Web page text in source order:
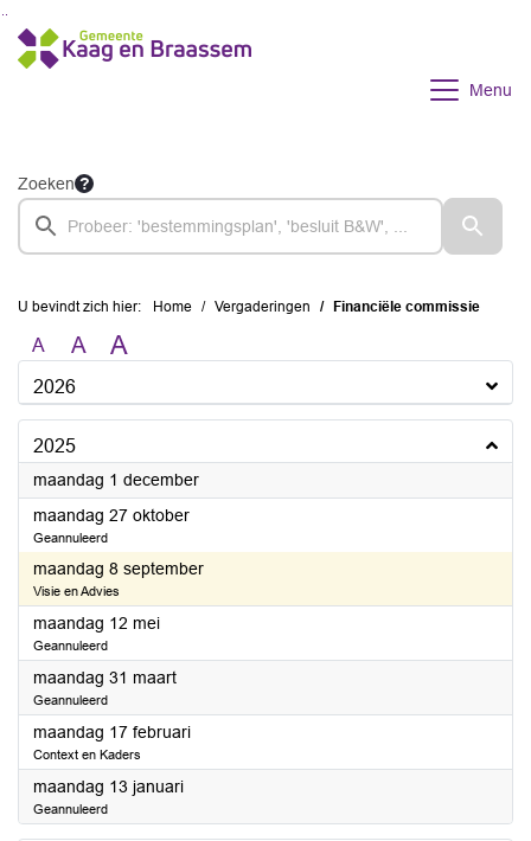
Ga naar de inhoud van deze pagina
Ga naar het zoeken
Ga naar het menu
Menu
Zoeken
U bevindt zich hier: Home Vergaderingen Financiële commissie
A A A
2026
2025
maandag 1 december2025
maandag 27 oktober2025
Geannuleerd
maandag 8 september2025
Visie en Advies
maandag 12 mei2025
Geannuleerd
maandag 31 maart2025
Geannuleerd
maandag 17 februari2025
Context en Kaders
maandag 13 januari2025
Geannuleerd